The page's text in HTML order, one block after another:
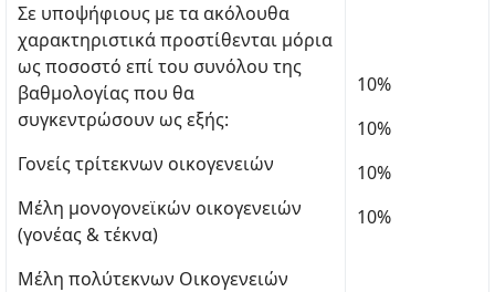
Σε υποψήφιους με τα ακόλουθα
χαρακτηριστικά προστίθενται μόρια
ως ποσοστό επί του συνόλου της
βαθμολογίας που θα
συγκεντρώσουν ως εξής:
Γονείς τρίτεκνων οικογενειών
Μέλη μονογονεϊκών οικογενειών
(γονέας & τέκνα)
Μέλη πολύτεκνων Οικογενειών
10%
10%
10%
10%